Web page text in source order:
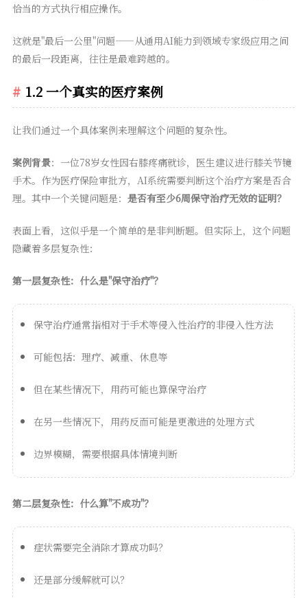
恰当的方式执行相应操作。
这就是"最后一公里"问题——从通用AI能力到领域专家级应用之间
的最后一段距离，往往是最难跨越的。
1.2 一个真实的医疗案例
让我们通过一个具体案例来理解这个问题的复杂性。
案例背景：一位78岁女性因右膝疼痛就诊，医生建议进行膝关节镜
手术。作为医疗保险审批方，AI系统需要判断这个治疗方案是否合
理。其中一个关键问题是： 是否有至少6周保守治疗无效的证明？
表面上看，这似乎是一个简单的是非判断题。但实际上，这个问题
隐藏着多层复杂性：
第一层复杂性：什么是"保守治疗"？
保守治疗通常指相对于手术等侵入性治疗的非侵入性方法
可能包括：理疗、减重、休息等
但在某些情况下，用药可能也算保守治疗
在另一些情况下，用药反而可能是更激进的处理方式
边界模糊，需要根据具体情境判断
第二层复杂性：什么算"不成功"？
症状需要完全消除才算成功吗？
还是部分缓解就可以？